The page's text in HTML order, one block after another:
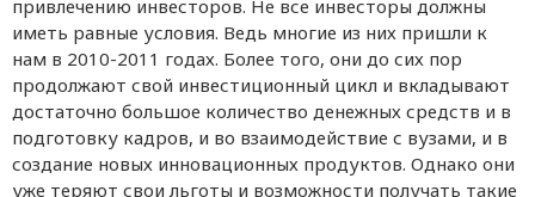
привлечению инвесторов. Не все инвесторы должны
иметь равные условия. Ведь многие из них пришли к
нам в 2010-2011 годах. Более того, они до сих пор
продолжают свой инвестиционный цикл и вкладывают
достаточно большое количество денежных средств и в
подготовку кадров, и во взаимодействие с вузами, и в
создание новых инновационных продуктов. Однако они
уже теряют свои льготы и возможности получать такие